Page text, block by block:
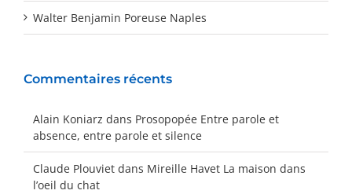
Walter Benjamin Poreuse Naples
Commentaires récents
Alain Koniarz dans Prosopopée Entre parole et
absence, entre parole et silence
Claude Plouviet dans Mireille Havet La maison dans
l’oeil du chat